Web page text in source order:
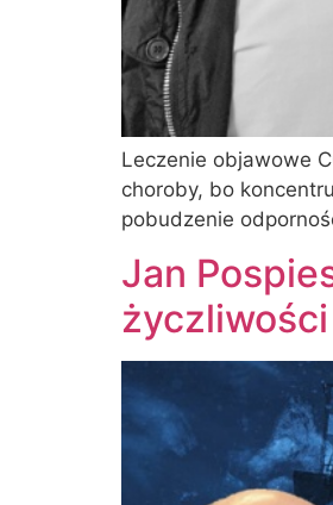
Leczenie objawowe
choroby, bo
pobudzenie
Jan